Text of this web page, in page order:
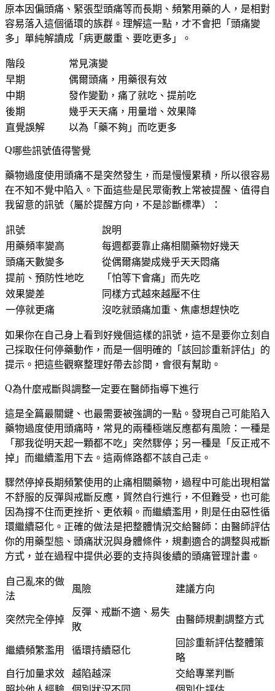
原本因偏頭痛、緊張型頭痛等而長期、頻繁用藥的人，是相對
容易落入這個循環的族群。理解這一點，才不會把「頭痛變
多」單純解讀成「病更嚴重、要吃更多」。
階段
常見演變
早期
偶爾頭痛，用藥很有效
中期
發作變勤，痛了就吃、提前吃
後期
幾乎天天痛，用量增、效果降
直覺誤解
以為「藥不夠」而吃更多
哪些訊號值得警覺
藥物過度使用頭痛不是突然發生，而是慢慢累積，所以很容易
在不知不覺中陷入。下面這些是民眾衛教上常被提醒、值得自
我留意的訊號（屬於提醒方向，不是診斷標準）：
訊號
說明
用藥頻率變高
每週都要靠止痛相關藥物好幾天
頭痛天數變多
從偶爾痛變成幾乎天天悶痛
提前、預防性地吃
「怕等下會痛」而先吃
效果變差
同樣方式越來越壓不住
一停就更痛
沒吃就頭痛加重、焦慮想趕快吃
如果你在自己身上看到好幾個這樣的訊號，這不是要你立刻自
己採取任何停藥動作，而是一個明確的「該回診重新評估」的
提示。把這些觀察整理好帶去診間，會很有幫助。
為什麼戒斷與調整一定要在醫師指導下進行
這是全篇最關鍵、也最需要被強調的一點。發現自己可能陷入
藥物過度使用頭痛時，常見的兩種極端反應都有風險：一種是
「那我從明天起一顆都不吃」突然驟停；另一種是「反正戒不
掉」而繼續濫用下去。這兩條路都不該自己走。
驟然停掉長期頻繁使用的止痛相關藥物，過程中可能出現相當
不舒服的反彈與戒斷反應，貿然自行進行，不但難受，也可能
因為撐不住而更挫折、更依賴。而繼續濫用，則是任由惡性循
環繼續惡化。正確的做法是把整體情況交給醫師：由醫師評估
你的用藥型態、頭痛狀況與身體條件，規劃適合的調整與戒斷
方式，並在過程中提供必要的支持與後續的頭痛管理計畫。
自己亂來的做
法
風險 建議方向
突然完全停掉
反彈、戒斷不適、易失
敗
由醫師規劃調整方式
繼續頻繁濫用 循環持續惡化
回診重新評估整體策
略
自行加量求效
越陷越深
交給專業判斷